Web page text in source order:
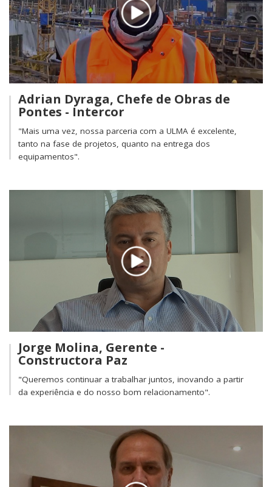
Adrian Dyraga, Chefe de Obras de
Pontes - Intercor
"Mais uma vez, nossa parceria com a ULMA é excelente,
tanto na fase de projetos, quanto na entrega dos
equipamentos".
Jorge Molina, Gerente -
Constructora Paz
"Queremos continuar a trabalhar juntos, inovando a partir
da experiência e do nosso bom relacionamento".